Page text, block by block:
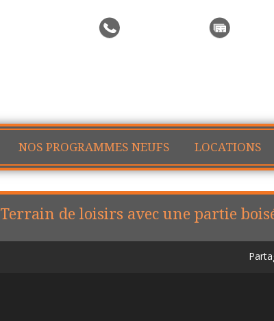
NOS PROGRAMMES NEUFS LOCATIONS
Terrain de loisirs avec une partie